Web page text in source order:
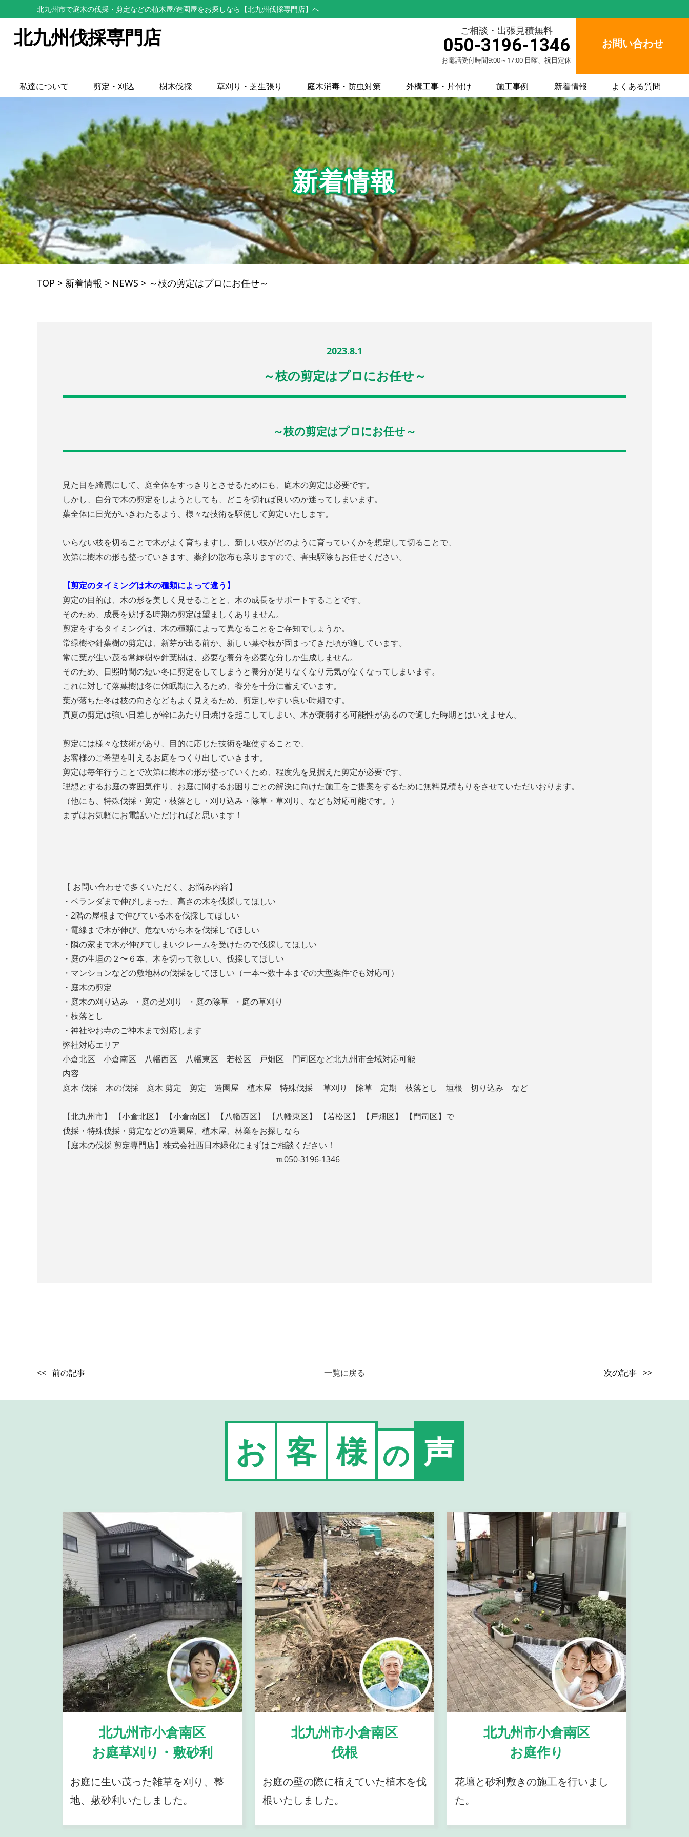
北九州市で庭木の伐採・剪定などの植木屋/造園屋をお探しなら【北九州伐採専門店】へ
北九州伐採専門店 ご相談・出張見積無料
050-3196-1346
お電話受付時間9:00～17:00 日曜、祝日定休
お問い合わせ
私達について 剪定・刈込 樹木伐採 草刈り・芝生張り 庭木消毒・防虫対策 外構工事・片付け 施工事例 新着情報 よくある質問
新着情報
TOP > 新着情報 > NEWS > ～枝の剪定はプロにお任せ～
2023.8.1
～枝の剪定はプロにお任せ～
～枝の剪定はプロにお任せ～
見た目を綺麗にして、庭全体をすっきりとさせるためにも、庭木の剪定は必要です。
しかし、自分で木の剪定をしようとしても、どこを切れば良いのか迷ってしまいます。
葉全体に日光がいきわたるよう、様々な技術を駆使して剪定いたします。
いらない枝を切ることで木がよく育ちますし、新しい枝がどのように育っていくかを想定して切ることで、
次第に樹木の形も整っていきます。薬剤の散布も承りますので、害虫駆除もお任せください。
【剪定のタイミングは木の種類によって違う】
剪定の目的は、木の形を美しく見せることと、木の成長をサポートすることです。
そのため、成長を妨げる時期の剪定は望ましくありません。
剪定をするタイミングは、木の種類によって異なることをご存知でしょうか。
常緑樹や針葉樹の剪定は、新芽が出る前か、新しい葉や枝が固まってきた頃が適しています。
常に葉が生い茂る常緑樹や針葉樹は、必要な養分を必要な分しか生成しません。
そのため、日照時間の短い冬に剪定をしてしまうと養分が足りなくなり元気がなくなってしまいます。
これに対して落葉樹は冬に休眠期に入るため、養分を十分に蓄えています。
葉が落ちた冬は枝の向きなどもよく見えるため、剪定しやすい良い時期です。
真夏の剪定は強い日差しが幹にあたり日焼けを起こしてしまい、木が衰弱する可能性があるので適した時期とはいえません。
剪定には様々な技術があり、目的に応じた技術を駆使することで、
お客様のご希望を叶えるお庭をつくり出していきます。
剪定は毎年行うことで次第に樹木の形が整っていくため、程度先を見据えた剪定が必要です。
理想とするお庭の雰囲気作り、お庭に関するお困りごとの解決に向けた施工をご提案をするために無料見積もりをさせていただいおります。
（他にも、特殊伐採・剪定・枝落とし・刈り込み・除草・草刈り、なども対応可能です。）
まずはお気軽にお電話いただければと思います！
【 お問い合わせで多くいただく、お悩み内容】
・ベランダまで伸びしまった、高さの木を伐採してほしい
・2階の屋根まで伸びている木を伐採してほしい
・電線まで木が伸び、危ないから木を伐採してほしい
・隣の家まで木が伸びてしまいクレームを受けたので伐採してほしい
・庭の生垣の２〜６本、木を切って欲しい、伐採してほしい
・マンションなどの敷地林の伐採をしてほしい（一本〜数十本までの大型案件でも対応可）
・庭木の剪定
・庭木の刈り込み ・庭の芝刈り ・庭の除草 ・庭の草刈り
・枝落とし
・神社やお寺のご神木まで対応します
弊社対応エリア
小倉北区 小倉南区 八幡西区 八幡東区 若松区 戸畑区 門司区など北九州市全域対応可能
内容
庭木 伐採 木の伐採 庭木 剪定 剪定 造園屋 植木屋 特殊伐採 草刈り 除草 定期 枝落とし 垣根 切り込み など
【北九州市】 【小倉北区】 【小倉南区】 【八幡西区】 【八幡東区】 【若松区】 【戸畑区】 【門司区】で
伐採・特殊伐採・剪定などの造園屋、植木屋、林業をお探しなら
【庭木の伐採 剪定専門店】株式会社西日本緑化にまずはご相談ください！
℡050-3196-1346
<< 前の記事 一覧に戻る 次の記事 >>
お 客 様 の 声
北九州市小倉南区
お庭草刈り・敷砂利
お庭に生い茂った雑草を刈り、整
地、敷砂利いたしました。
北九州市小倉南区
伐根
お庭の壁の際に植えていた植木を伐
根いたしました。
北九州市小倉南区
お庭作り
花壇と砂利敷きの施工を行いまし
た。